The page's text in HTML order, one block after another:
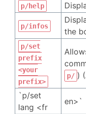
p/help
p/infos
the
p/set
prefix
<your
prefix>
p/ )
`p/set
lang <fr
en>`